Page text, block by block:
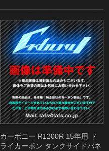
カーボニー R1200R 15年用 ド
ライカーボン タンクサイドパネ